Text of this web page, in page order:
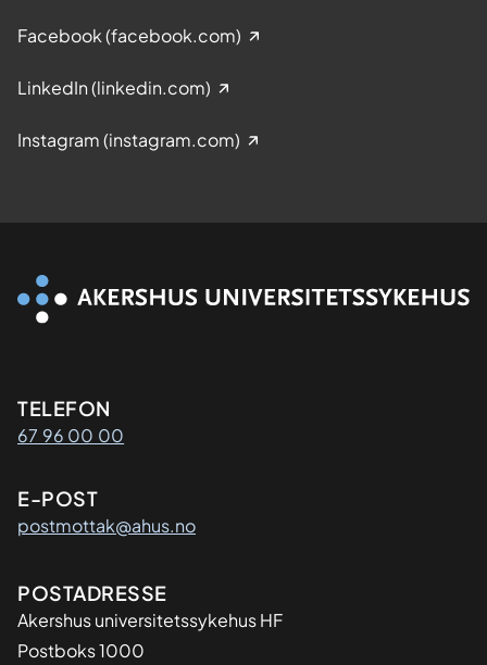
Facebook (facebook.com)
LinkedIn (linkedin.com)
Instagram (instagram.com)
Kontaktinformasjon
TELEFON
67 96 00 00
E-POST
postmottak@ahus.no
Adresse
POSTADRESSE
Akershus universitetssykehus HF
Postboks 1000